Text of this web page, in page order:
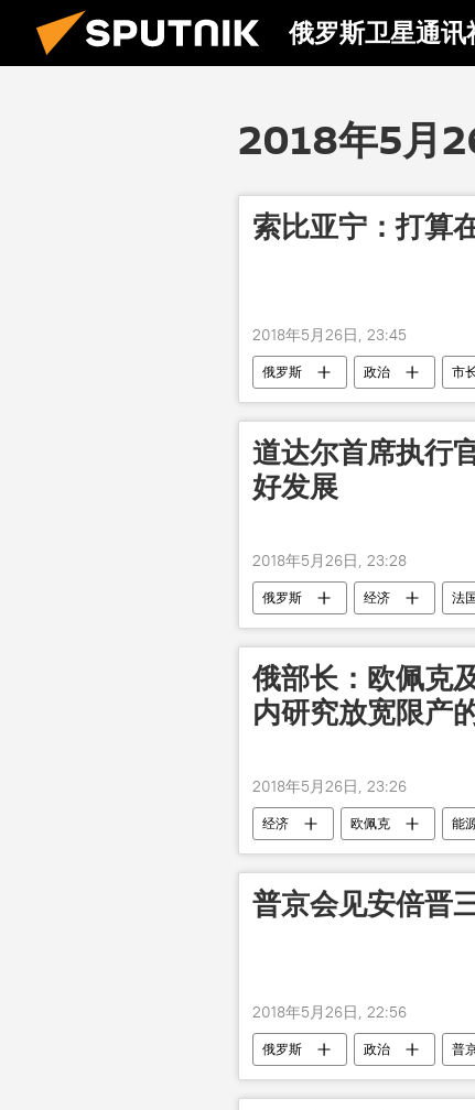
俄罗斯卫星通讯
2018年5月
索比亚宁：打算
2018年5月26日, 23:45
俄罗斯 政治 市
道达尔首席执行
好发展
2018年5月26日, 23:28
俄罗斯 经济 法
俄部长：欧佩克
内研究放宽限产
2018年5月26日, 23:26
经济 欧佩克 能
普京会见安倍晋
2018年5月26日, 22:56
俄罗斯 政治 普